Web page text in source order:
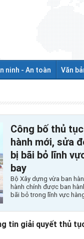
ninh - An toàn Văn
Công bố thủ
hành mới, sửa
bị bãi bỏ lĩnh
bay
Bộ Xây dựng vừa ban
hành chính được ban
bãi bỏ trong lĩnh vực
tin giải quyết thủ